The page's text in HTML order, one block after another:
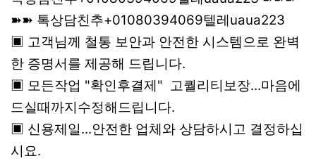
➽➽ 톡상담친추+01080394069텔레uaua223
▣ 고객님께 철통 보안과 안전한 시스템으로 완벽
한 증명서를 제공해 드립니다.
▣ 모든작업 "확인후결제" 고퀄리티보장...마음에
드실때까지수정해드립니다.
▣ 신용제일...안전한 업체와 상담하시고 결정하십
시요.